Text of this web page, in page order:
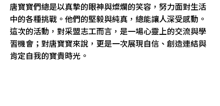
唐寶寶們總是以真摯的眼神與燦爛的笑容，努力面對生活
中的各種挑戰。他們的堅毅與純真，總能讓人深受感動。
這次的活動，對采盟志工而言，是一場心靈上的交流與學
習機會；對唐寶寶來說，更是一次展現自信、創造連結與
肯定自我的寶貴時光。